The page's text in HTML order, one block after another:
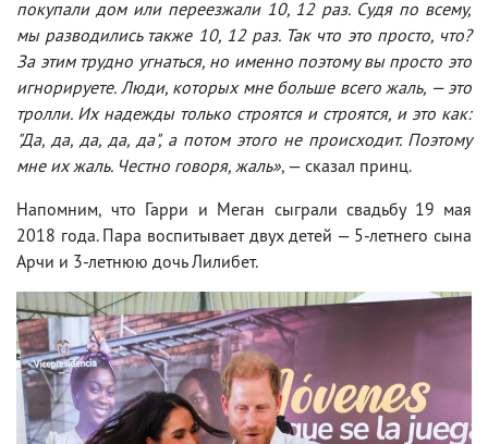
покупали дом или переезжали 10, 12 раз. Судя по всему,
мы разводились также 10, 12 раз. Так что это просто, что?
За этим трудно угнаться, но именно поэтому вы просто это
игнорируете. Люди, которых мне больше всего жаль, — это
тролли. Их надежды только строятся и строятся, и это как:
"Да, да, да, да, да", а потом этого не происходит. Поэтому
мне их жаль. Честно говоря, жаль», — сказал принц.
Напомним, что Гарри и Меган сыграли свадьбу 19 мая
2018 года. Пара воспитывает двух детей — 5-летнего сына
Арчи и 3-летнюю дочь Лилибет.